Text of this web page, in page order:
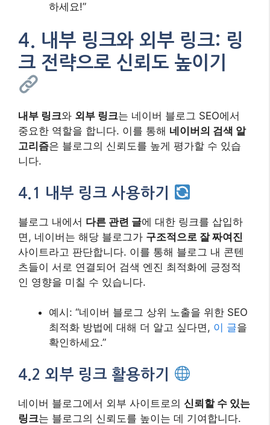
하세요!”
4. 내부 링크와 외부 링크: 링
크 전략으로 신뢰도 높이기
내부 링크와 외부 링크는 네이버 블로그 SEO에서
중요한 역할을 합니다. 이를 통해 네이버의 검색 알
고리즘은 블로그의 신뢰도를 높게 평가할 수 있습
니다.
4.1 내부 링크 사용하기
블로그 내에서 다른 관련 글에 대한 링크를 삽입하
면, 네이버는 해당 블로그가 구조적으로 잘 짜여진
사이트라고 판단합니다. 이를 통해 블로그 내 콘텐
츠들이 서로 연결되어 검색 엔진 최적화에 긍정적
인 영향을 미칠 수 있습니다.
예시: “네이버 블로그 상위 노출을 위한 SEO
최적화 방법에 대해 더 알고 싶다면, 이 글을
확인하세요.”
4.2 외부 링크 활용하기
네이버 블로그에서 외부 사이트로의 신뢰할 수 있는
링크는 블로그의 신뢰도를 높이는 데 기여합니다.